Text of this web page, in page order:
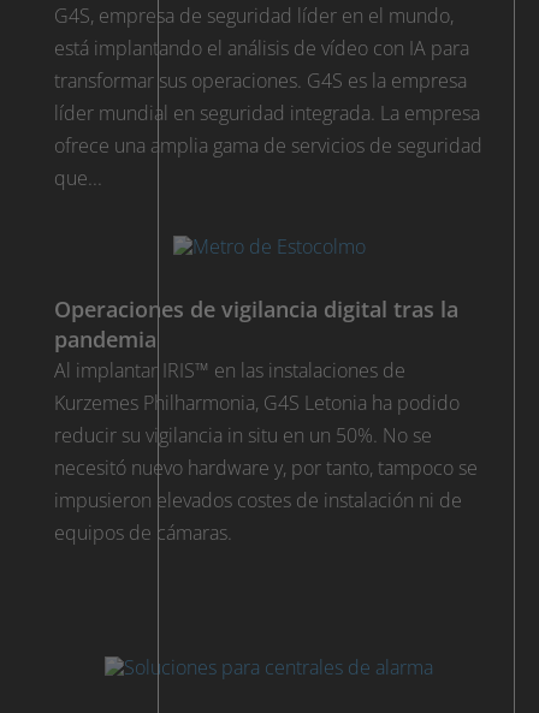
G4S, empresa de seguridad líder en el mundo,
está implantando el análisis de vídeo con IA para
transformar sus operaciones. G4S es la empresa
líder mundial en seguridad integrada. La empresa
ofrece una amplia gama de servicios de seguridad
que...
Operaciones de vigilancia digital tras la
pandemia
Al implantar IRIS™ en las instalaciones de
Kurzemes Philharmonia, G4S Letonia ha podido
reducir su vigilancia in situ en un 50%. No se
necesitó nuevo hardware y, por tanto, tampoco se
impusieron elevados costes de instalación ni de
equipos de cámaras.